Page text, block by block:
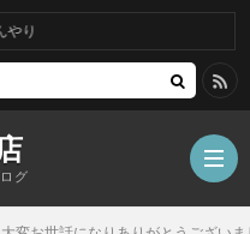
グ